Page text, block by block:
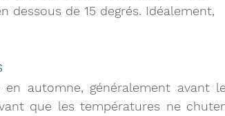
dessous de 15 degrés. Idéalement,
automne, généralement avant
que les températures ne